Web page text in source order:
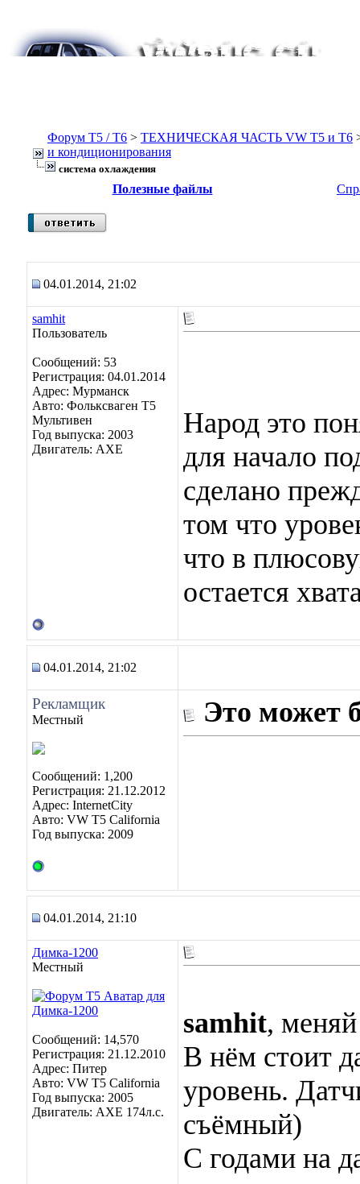
Форум Т5 / T6 > ТЕХНИЧЕСКАЯ ЧАСТЬ VW T5 и T6
и кондиционирования
система охлаждения
Полезные файлы
04.01.2014, 21:02
samhit
Пользователь
Сообщений: 53
Регистрация: 04.01.2014
Адрес: Мурманск
Авто: Фольксваген Т5
Мультивен
Год выпуска: 2003
Двигатель: АХЕ
Народ это
для начало
сделано
том что
что в
остается
04.01.2014, 21:02
Рекламщик
Местный
Сообщений: 1,200
Регистрация: 21.12.2012
Адрес: InternetCity
Авто: VW T5 California
Год выпуска: 2009
Это может
04.01.2014, 21:10
Димка-1200
Местный
Сообщений: 14,570
Регистрация: 21.12.2010
Адрес: Питер
Авто: VW T5 California
Год выпуска: 2005
Двигатель: AXE 174л.с.
samhit,
В нём стоит
уровень.
съёмный)
С годами на